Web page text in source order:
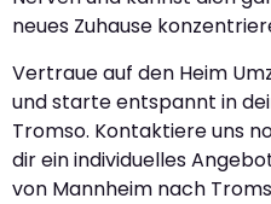
neues Zuhause
Vertraue auf den Heim
und starte entspannt in
Tromso. Kontaktiere uns
dir ein individuelles
von Mannheim nach